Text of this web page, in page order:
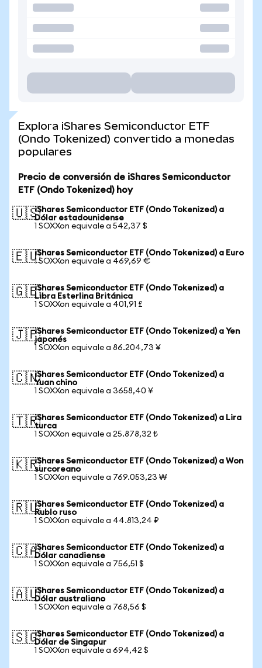
Explora iShares Semiconductor ETF
(Ondo Tokenized) convertido a monedas
populares
Precio de conversión de iShares Semiconductor
ETF (Ondo Tokenized) hoy
🇺🇸iShares Semiconductor ETF (Ondo Tokenized) a
Dólar estadounidense
1 SOXXon equivale a 542,37 $
🇪🇺iShares Semiconductor ETF (Ondo Tokenized) a Euro
1 SOXXon equivale a 469,69 €
🇬🇧iShares Semiconductor ETF (Ondo Tokenized) a
Libra Esterlina Británica
1 SOXXon equivale a 401,91 £
🇯🇵iShares Semiconductor ETF (Ondo Tokenized) a Yen
japonés
1 SOXXon equivale a 86.204,73 ¥
🇨🇳iShares Semiconductor ETF (Ondo Tokenized) a
Yuan chino
1 SOXXon equivale a 3658,40 ¥
🇹🇷iShares Semiconductor ETF (Ondo Tokenized) a Lira
turca
1 SOXXon equivale a 25.878,32 ₺
🇰🇷iShares Semiconductor ETF (Ondo Tokenized) a Won
surcoreano
1 SOXXon equivale a 769.053,23 ₩
🇷🇺iShares Semiconductor ETF (Ondo Tokenized) a
Rublo ruso
1 SOXXon equivale a 44.813,24 ₽
🇨🇦iShares Semiconductor ETF (Ondo Tokenized) a
Dólar canadiense
1 SOXXon equivale a 756,51 $
🇦🇺iShares Semiconductor ETF (Ondo Tokenized) a
Dólar australiano
1 SOXXon equivale a 768,56 $
🇸🇬iShares Semiconductor ETF (Ondo Tokenized) a
Dólar de Singapur
1 SOXXon equivale a 694,42 $